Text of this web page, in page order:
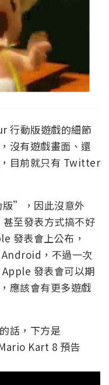
行動版遊戲的細節
沒有遊戲畫面、還
目前就只有 Twitter
”，因此沒意外
至發表方式搞不好
發表會上公布，
，不過一次
發表會可以期
應該會有更多遊戲
話，下方是
Kart 8 預告